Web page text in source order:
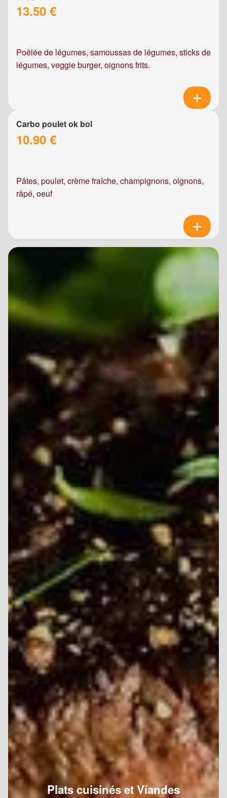
13.50 €
Poêlée de légumes, samoussas de légumes, sticks de
légumes, veggie burger, oignons frits.
Carbo poulet ok bol
10.90 €
Pâtes, poulet, crème fraîche, champignons, oignons,
râpé, oeuf
Plats cuisinés et Viandes